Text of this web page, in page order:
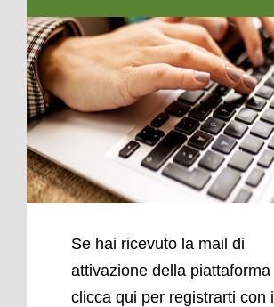
Se hai ricevuto la mail di
attivazione della piattaforma
clicca qui per registrarti con il